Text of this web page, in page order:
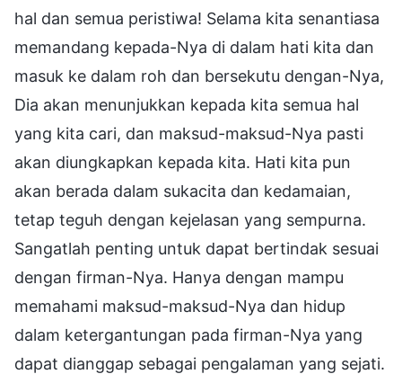
hal dan semua peristiwa! Selama kita senantiasa
memandang kepada-Nya di dalam hati kita dan
masuk ke dalam roh dan bersekutu dengan-Nya,
Dia akan menunjukkan kepada kita semua hal
yang kita cari, dan maksud-maksud-Nya pasti
akan diungkapkan kepada kita. Hati kita pun
akan berada dalam sukacita dan kedamaian,
tetap teguh dengan kejelasan yang sempurna.
Sangatlah penting untuk dapat bertindak sesuai
dengan firman-Nya. Hanya dengan mampu
memahami maksud-maksud-Nya dan hidup
dalam ketergantungan pada firman-Nya yang
dapat dianggap sebagai pengalaman yang sejati.